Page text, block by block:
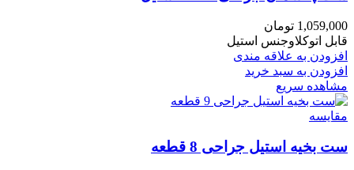
1,059,000 تومان
قابل اتوکلاوجنس استیل
افزودن به علاقه مندی
افزودن به سبد خرید
مشاهده سریع
مقایسه
ست بخیه استیل جراحی 8 قطعه